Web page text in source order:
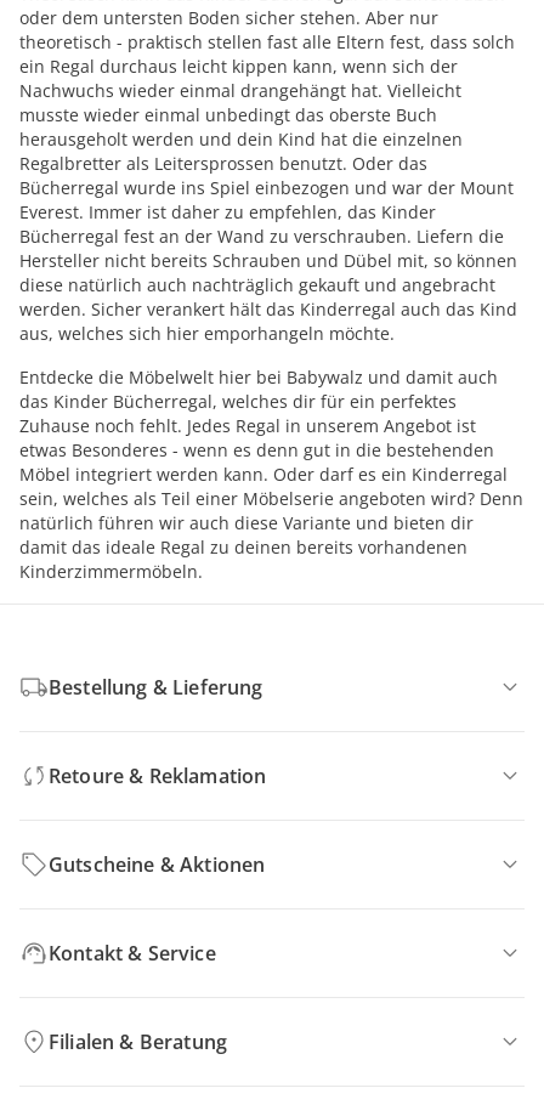
oder dem untersten Boden sicher stehen. Aber nur
theoretisch - praktisch stellen fast alle Eltern fest, dass solch
ein Regal durchaus leicht kippen kann, wenn sich der
Nachwuchs wieder einmal drangehängt hat. Vielleicht
musste wieder einmal unbedingt das oberste Buch
herausgeholt werden und dein Kind hat die einzelnen
Regalbretter als Leitersprossen benutzt. Oder das
Bücherregal wurde ins Spiel einbezogen und war der Mount
Everest. Immer ist daher zu empfehlen, das Kinder
Bücherregal fest an der Wand zu verschrauben. Liefern die
Hersteller nicht bereits Schrauben und Dübel mit, so können
diese natürlich auch nachträglich gekauft und angebracht
werden. Sicher verankert hält das Kinderregal auch das Kind
aus, welches sich hier emporhangeln möchte.
Entdecke die Möbelwelt hier bei Babywalz und damit auch
das Kinder Bücherregal, welches dir für ein perfektes
Zuhause noch fehlt. Jedes Regal in unserem Angebot ist
etwas Besonderes - wenn es denn gut in die bestehenden
Möbel integriert werden kann. Oder darf es ein Kinderregal
sein, welches als Teil einer Möbelserie angeboten wird? Denn
natürlich führen wir auch diese Variante und bieten dir
damit das ideale Regal zu deinen bereits vorhandenen
Kinderzimmermöbeln.
Bestellung & Lieferung
Retoure & Reklamation
Gutscheine & Aktionen
Kontakt & Service
Filialen & Beratung